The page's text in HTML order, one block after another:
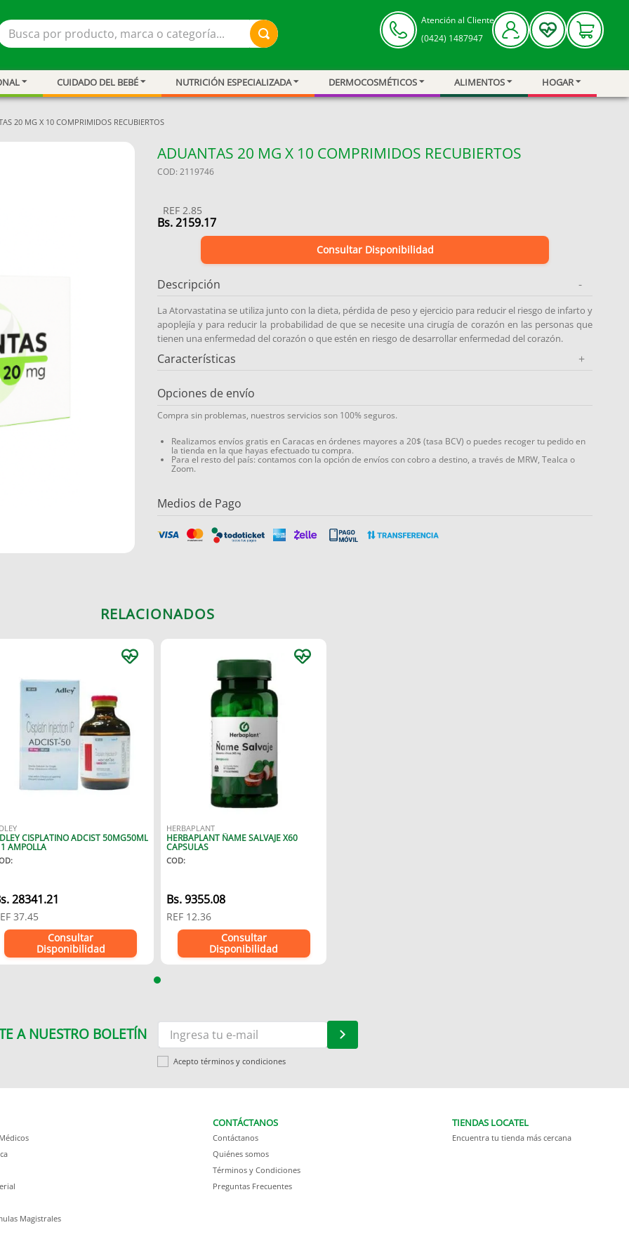
por producto, marca o categoría...
Atención al Cliente
(0424) 1487947
CUIDADO DEL BEBÉ NUTRICIÓN ESPECIALIZADA DERMOCOSMÉTICOS ALIMENTOS HOGAR
20 MG X 10 COMPRIMIDOS RECUBIERTOS
ADUANTAS 20 MG X 10 COMPRIMIDOS RECUBIERTOS
COD: 2119746
REF 2.85
Bs.2159.17
Consultar Disponibilidad
Descripción -
La Atorvastatina se utiliza junto con la dieta, pérdida de peso y ejercicio para reducir el riesgo de infarto y
apoplejía y para reducir la probabilidad de que se necesite una cirugía de corazón en las personas que
tienen una enfermedad del corazón o que estén en riesgo de desarrollar enfermedad del corazón.
Características +
Opciones de envío
Compra sin problemas, nuestros servicios son 100% seguros.
Realizamos envíos gratis en Caracas en órdenes mayores a 20$ (tasa BCV) o puedes recoger tu pedido en
la tienda en la que hayas efectuado tu compra.
Para el resto del país: contamos con la opción de envíos con cobro a destino, a través de MRW, Tealca o
Zoom.
Medios de Pago
RELACIONADOS
CISPLATINO ADCIST 50MG50ML
AMPOLLA
:
28341.21
37.45
Consultar
Disponibilidad
HERBAPLANT
HERBAPLANT ÑAME SALVAJE X60
CAPSULAS
COD:
Bs.9355.08
REF 12.36
Consultar
Disponibilidad
A NUESTRO BOLETÍN
Acepto términos y condiciones
Magistrales
CONTÁCTANOS
Contáctanos
Quiénes somos
Términos y Condiciones
Preguntas Frecuentes
TIENDAS LOCATEL
Encuentra tu tienda más cercana